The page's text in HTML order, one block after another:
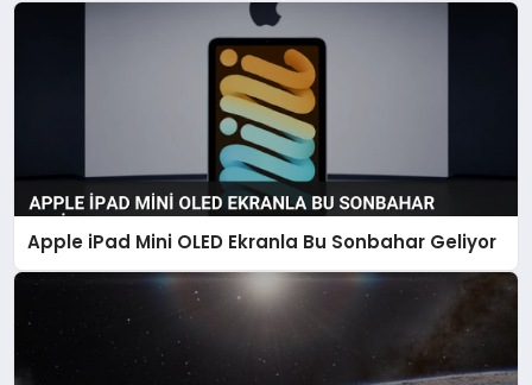
Apple iPad Mini OLED Ekranla Bu Sonbahar Geliyor